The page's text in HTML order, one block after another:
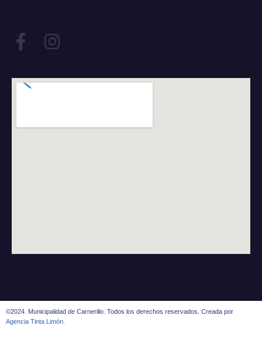
©2024. Municipalidad de Carnerillo. Todos los derechos reservados. Creada por
Agencia Tinta Limón.